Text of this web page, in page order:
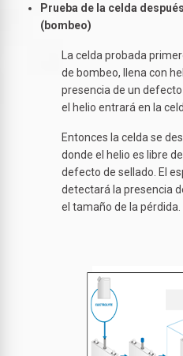
Prueba de la celda
(bombeo)
La celda probada
de bombeo, llena con
presencia de un
el helio entrará en la
Entonces la celda se
donde el helio es libre
defecto de sellado. El
detectará la presencia
el tamaño de la pérdida.